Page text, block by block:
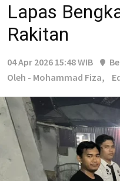
Lapas
Rakitan
04 Apr 2026 15:48 WIB
Oleh - Mohammad Fiza,